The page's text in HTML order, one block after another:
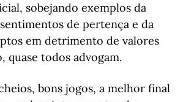
sobejando exemplos da
de pertença e da
em detrimento de valores
quase todos advogam.
bons jogos, a melhor final